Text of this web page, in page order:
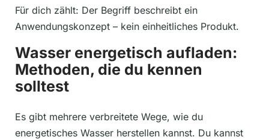
Für dich zählt: Der Begriff beschreibt ein
Anwendungskonzept – kein einheitliches Produkt.
Wasser energetisch aufladen:
Methoden, die du kennen
solltest
Es gibt mehrere verbreitete Wege, wie du
energetisches Wasser herstellen kannst. Du kannst